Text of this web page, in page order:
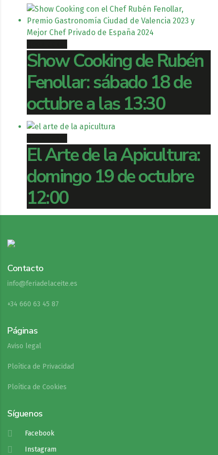
Show Cooking de Rubén
Fenollar: sábado 18 de
octubre a las 13:30
El Arte de la Apicultura:
domingo 19 de octubre
12:00
Contacto
info@feriadelaceite.es
+34 660 63 45 87
Páginas
Aviso legal
Ploítica de Privacidad
Ploítica de Cookies
Síguenos
Facebook
Instagram